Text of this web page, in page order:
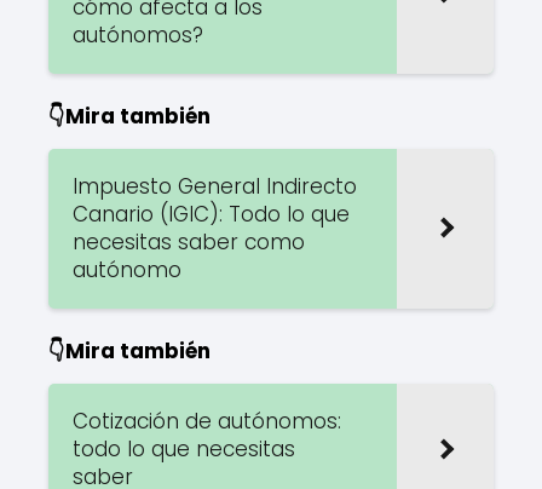
cómo afecta a los
autónomos?
👇Mira también
Impuesto General Indirecto
Canario (IGIC): Todo lo que
necesitas saber como
autónomo
👇Mira también
Cotización de autónomos:
todo lo que necesitas
saber